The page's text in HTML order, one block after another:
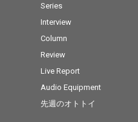
Series
Interview
Column
Review
Live Report
Audio Equipment
先週のオトトイ